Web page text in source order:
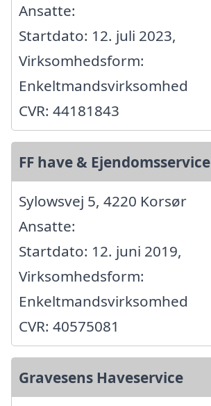
Ansatte:
Startdato: 12. juli 2023,
Virksomhedsform:
Enkeltmandsvirksomhed
CVR: 44181843
FF have & Ejendomsservice
Sylowsvej 5, 4220 Korsør
Ansatte:
Startdato: 12. juni 2019,
Virksomhedsform:
Enkeltmandsvirksomhed
CVR: 40575081
Gravesens Haveservice